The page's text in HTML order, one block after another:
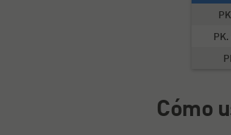
PK.
Cómo